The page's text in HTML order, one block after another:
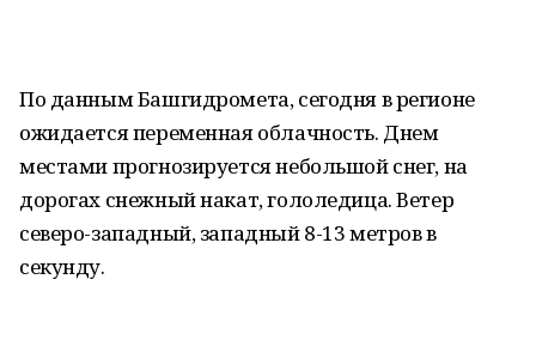
По данным Башгидромета, сегодня в регионе
ожидается переменная облачность. Днем
местами прогнозируется небольшой снег, на
дорогах снежный накат, гололедица. Ветер
северо-западный, западный 8-13 метров в
секунду.